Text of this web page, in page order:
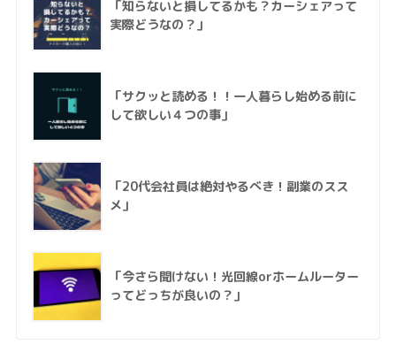
「知らないと損してるかも？カーシェアって
実際どうなの？」
「サクッと読める！！一人暮らし始める前に
して欲しい４つの事」
「20代会社員は絶対やるべき！副業のスス
メ」
「今さら聞けない！光回線orホームルーター
ってどっちが良いの？」